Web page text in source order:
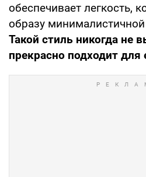
обеспечивает легкость,
образу
Такой стиль никогда не
прекрасно подходит